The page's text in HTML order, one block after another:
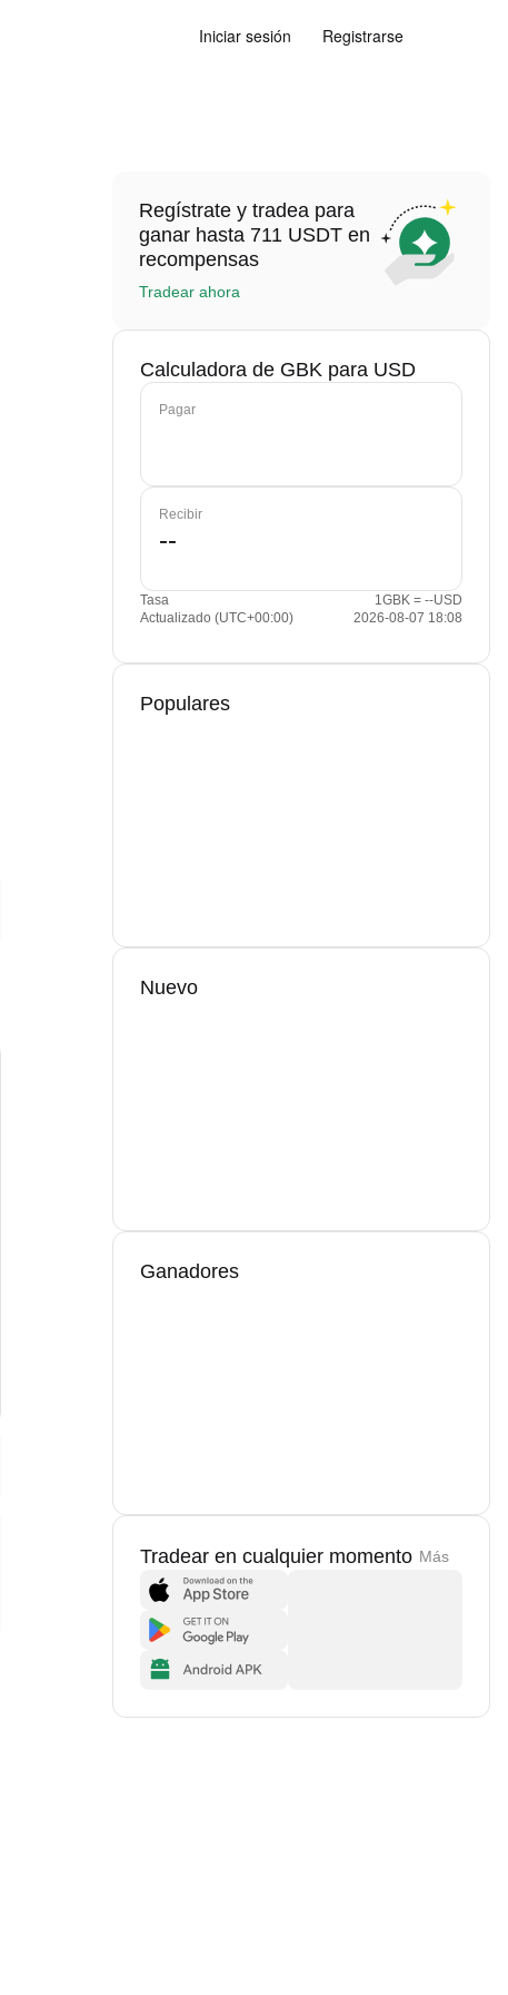
Iniciar sesión Registrarse
Regístrate y tradea para
ganar hasta 711 USDT en
recompensas
Tradear ahora
Calculadora de GBK para USD
Pagar
Recibir
Tasa
1GBK = --USD
Actualizado (UTC+00:00)
2026-08-07 18:08
Populares
Nuevo
Ganadores
Tradear en cualquier momento Más